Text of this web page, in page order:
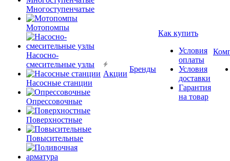
Многоступенчатые
Мотопомпы
Насосно-
смесительные узлы
Насосные станции
Опрессовочные
Поверхностные
Повысительные
Акции
Бренды
Как купить
Условия
оплаты
Условия
доставки
Гарантия
на товар